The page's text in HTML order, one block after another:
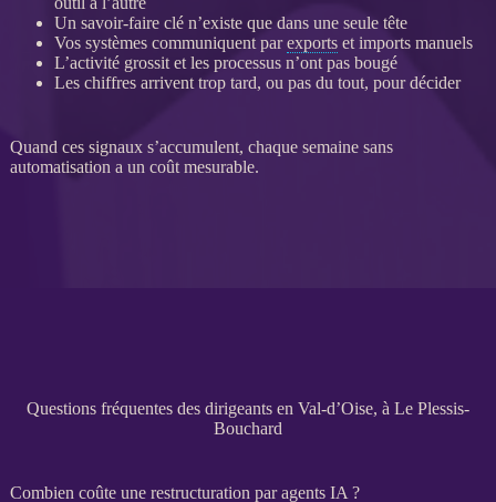
Un savoir-faire clé n’existe que dans une seule tête
Vos systèmes communiquent parexportset imports manuels
L’activité grossit et les processusn’ont pas bougé
Les chiffres arrivent trop tard, ou pas du tout, pour décider
Quand ces signaux s’accumulent, chaque semaine sans
automatisation a un coût mesurable.
Questions fréquentes des dirigeants en Val-d’Oise, à Le Plessis-
Bouchard
Combien coûte une restructuration par agents IA ?